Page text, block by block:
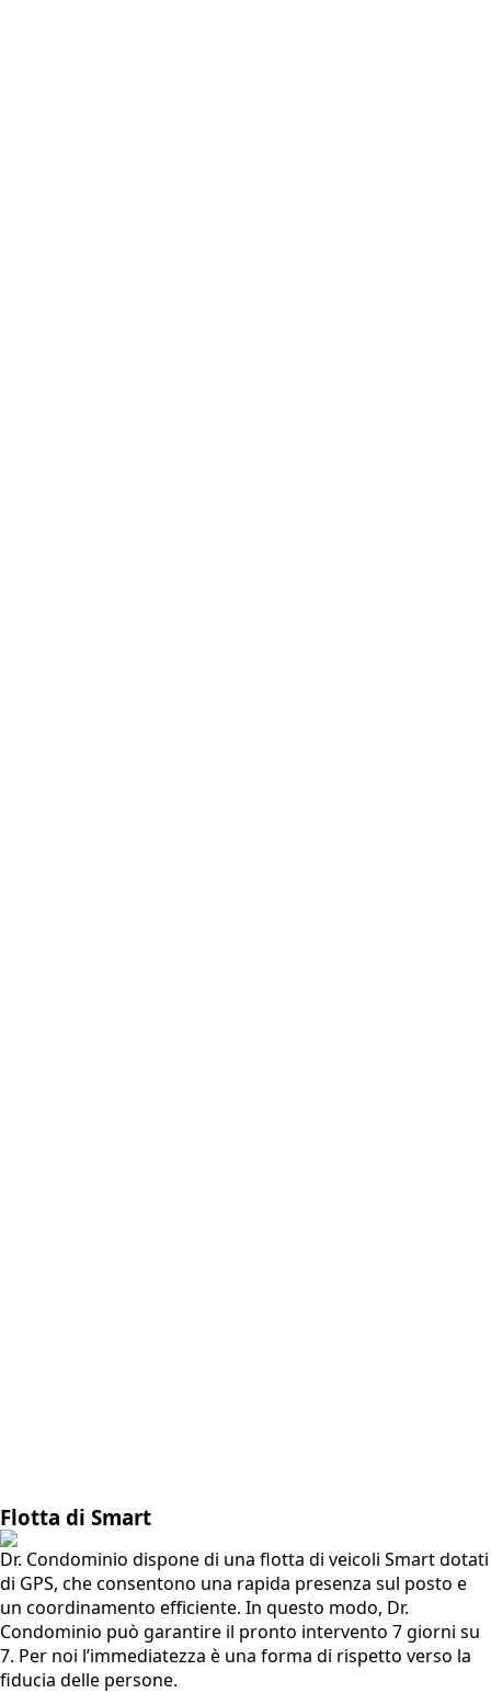
Flotta di Smart
Dr. Condominio dispone di una flotta di veicoli Smart dotati
di GPS, che consentono una rapida presenza sul posto e
un coordinamento efficiente. In questo modo, Dr.
Condominio può garantire il pronto intervento 7 giorni su
7. Per noi l’immediatezza è una forma di rispetto verso la
fiducia delle persone.